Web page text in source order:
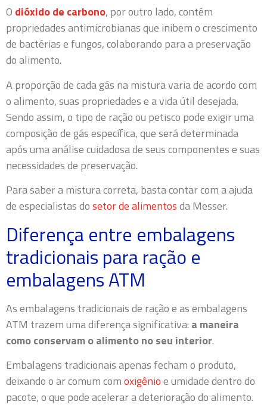
O dióxido de carbono, por outro lado, contém
propriedades antimicrobianas que inibem o crescimento
de bactérias e fungos, colaborando para a preservação
do alimento.
A proporção de cada gás na mistura varia de acordo com
o alimento, suas propriedades e a vida útil desejada.
Sendo assim, o tipo de ração ou petisco pode exigir uma
composição de gás específica, que será determinada
após uma análise cuidadosa de seus componentes e suas
necessidades de preservação.
Para saber a mistura correta, basta contar com a ajuda
de especialistas dosetor de alimentosda Messer.
Diferença entre embalagens
tradicionais para ração e
embalagens ATM
As embalagens tradicionais de ração e as embalagens
ATM trazem uma diferença significativa: a maneira
como conservam o alimento no seu interior.
Embalagens tradicionais apenas fecham o produto,
deixando o ar comum comoxigênioe umidade dentro do
pacote, o que pode acelerar a deterioração do alimento.